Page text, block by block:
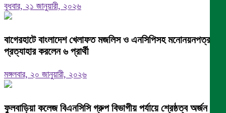
বুধবার, ২১ জানুয়ারী, ২০২৬
বাগেরহাটে বাংলাদেশ খেলাফত মজলিস ও এনসিপিসহ মনোনয়নপত্র
প্রত্যাহার করলেন ৬ প্রার্থী
মঙ্গলবার, ২০ জানুয়ারী, ২০২৬
ফুলবাড়িয়া কলেজ বিএনসিসি গ্রুপ বিভাগীয় পর্যায়ে শ্রেষ্ঠত্ব অর্জন।